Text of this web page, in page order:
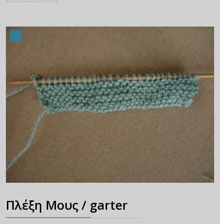
Πλέξη Μους / garter